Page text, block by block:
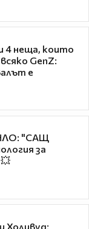
4 неща, които
GenZ:
е
"САЩ
за
Холивуд: